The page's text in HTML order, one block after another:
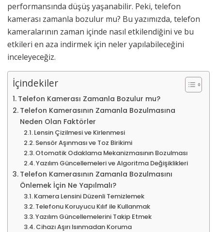
performansında düşüş yaşanabilir. Peki, telefon
kamerası zamanla bozulur mu? Bu yazımızda, telefon
kameralarının zaman içinde nasıl etkilendiğini ve bu
etkileri en aza indirmek için neler yapılabileceğini
inceleyeceğiz.
İçindekiler
Telefon Kamerası Zamanla Bozulur mu?
Telefon Kamerasının Zamanla Bozulmasına
Neden Olan Faktörler
Lensin Çizilmesi ve Kirlenmesi
Sensör Aşınması ve Toz Birikimi
Otomatik Odaklama Mekanizmasının Bozulması
Yazılım Güncellemeleri ve Algoritma Değişiklikleri
Telefon Kamerasının Zamanla Bozulmasını
Önlemek İçin Ne Yapılmalı?
Kamera Lensini Düzenli Temizlemek
Telefonu Koruyucu Kılıf ile Kullanmak
Yazılım Güncellemelerini Takip Etmek
Cihazı Aşırı Isınmadan Koruma